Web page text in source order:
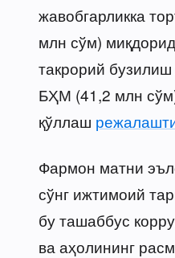
жавобгарликка
млн сўм)
такрорий
БҲМ (41,2 млн
қўллаш
Фармон матни
сўнг ижтимоий
бу ташаббус
ва аҳолининг